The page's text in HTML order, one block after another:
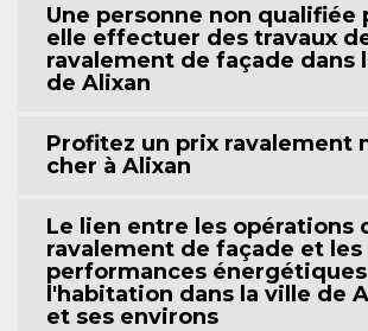
Une personne non qualifiée
elle effectuer des travaux
ravalement de façade dans
de Alixan
Profitez un prix ravalement
cher à Alixan
Le lien entre les opérations
ravalement de façade et les
performances
l'habitation dans la ville de
et ses environs